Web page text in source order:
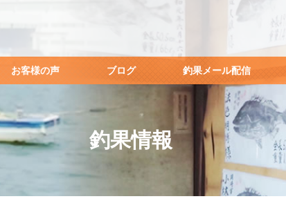
お客様の声 ブログ 釣果メール配信
釣果情報